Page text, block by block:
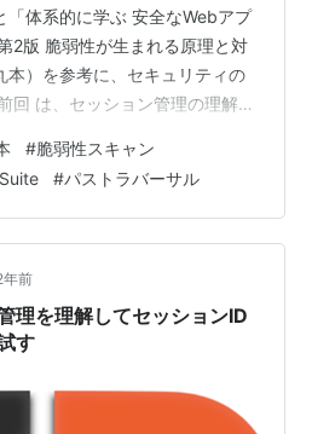
「体系的に学ぶ 安全なWebアプ
2版 脆弱性が生まれる原理と対
本）を参考に、セキュリティの
回 は、セッション管理の理解
対策を行いました。 今回は、
ZAP の自動脆弱性スキャンの結
」について、分析と可能なら対
思います。 それでは、やってい
#脆弱性スキャン
#パストラバーサル
年前
理を理解してセッションID
す